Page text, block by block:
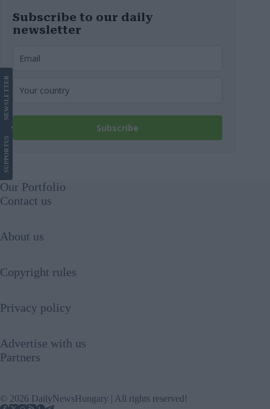
Subscribe to our daily
newsletter
Subscribe
SUPPORT
US
NEWS
LETTER
Our Portfolio
Contact us
About us
Copyright rules
Privacy policy
Advertise with us
Partners
© 2026 DailyNewsHungary | All rights reserved!